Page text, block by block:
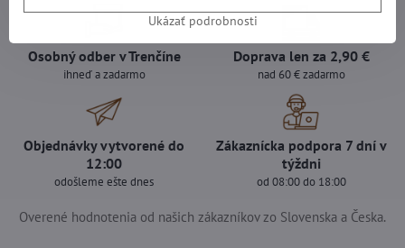
Osobný odber v Trenčíne
ihneď a zadarmo
Doprava len za 2,90 €
nad 60 € zadarmo
Objednávky vytvorené do
12:00
odošleme ešte dnes
Zákaznícka podpora 7 dní v
týždni
od 08:00 do 18:00
Overené hodnotenia od našich zákazníkov zo Slovenska a Česka.
Ukázať podrobnosti